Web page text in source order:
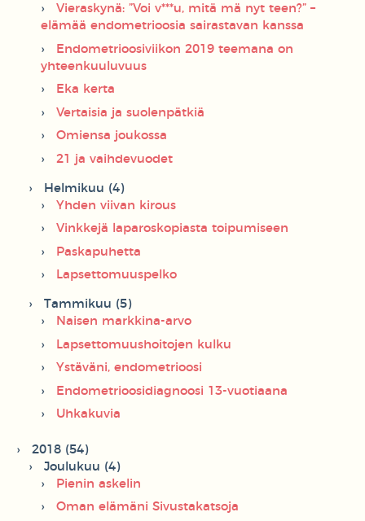
Vieraskynä: ”Voi v***u, mitä mä nyt teen?” –
elämää endometrioosia sairastavan kanssa
Endometrioosiviikon 2019 teemana on
yhteenkuuluvuus
Eka kerta
Vertaisia ja suolenpätkiä
Omiensa joukossa
21 ja vaihdevuodet
Helmikuu (4)
Yhden viivan kirous
Vinkkejä laparoskopiasta toipumiseen
Paskapuhetta
Lapsettomuuspelko
Tammikuu (5)
Naisen markkina-arvo
Lapsettomuushoitojen kulku
Ystäväni, endometrioosi
Endometrioosidiagnoosi 13-vuotiaana
Uhkakuvia
2018 (54)
Joulukuu (4)
Pienin askelin
Oman elämäni Sivustakatsoja